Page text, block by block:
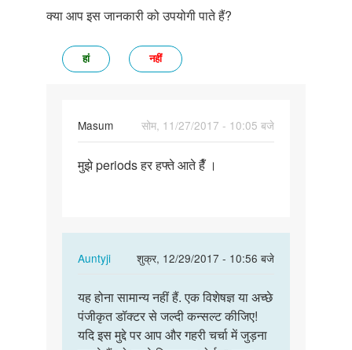
क्या आप इस जानकारी को उपयोगी पाते हैं?
हां नहीं
Masum
सोम, 11/27/2017 - 10:05 बजे
मुझे
मुझे periods हर हफ्ते आते हैँ ।
Auntyji
शुक्र, 12/29/2017 - 10:56 बजे
In
to
मुझे
periods
यह
होना
सामान्य
यह होना सामान्य नहीं हैं. एक विशेषज्ञ या अच्छे
पंजीकृत डॉक्टर से जल्दी कन्सल्ट कीजिए!
यदि इस मुद्दे पर आप और गहरी चर्चा में जुड़ना